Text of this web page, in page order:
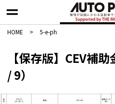
HOME > 5-e-ph
【保存版】CEV補
/ 9）